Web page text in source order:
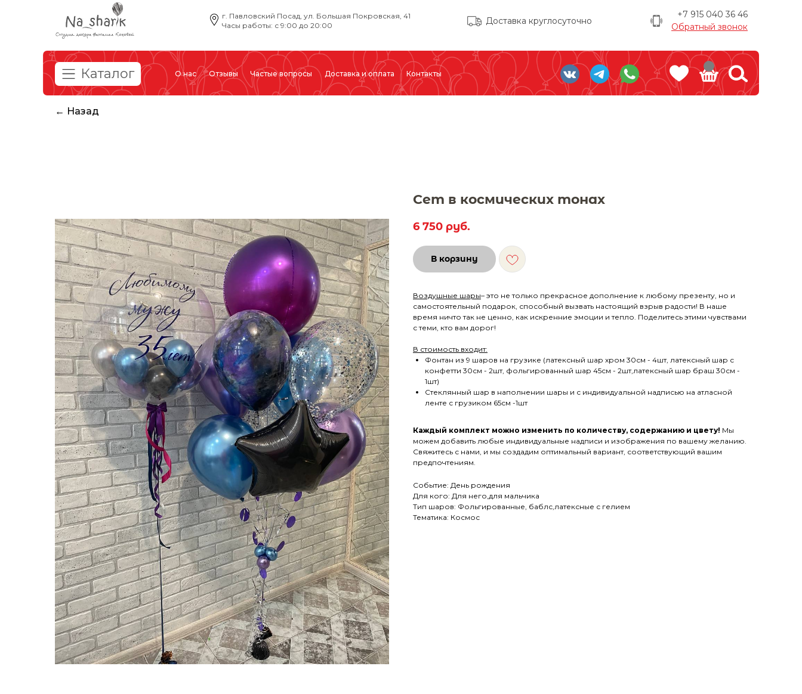
+7 915 040 36 46
Обратный звонок
г. Павловский Посад, ул. Большая Покровская, 41
Часы работы: с 9:00 до 20:00
Доставка круглосуточно
Каталог Доставка и оплата
Частые вопросы Контакты
О нас Отзывы
← Назад
Сет в космических тонах
6 750 руб.
В корзину
Воздушные шары– это не только прекрасное дополнение к любому презенту, но и
самостоятельный подарок, способный вызвать настоящий взрыв радости! В наше
время ничто так не ценно, как искренние эмоции и тепло. Поделитесь этими чувствами
с теми, кто вам дорог!
В стоимость входит:
Фонтан из 9 шаров на грузике (латексный шар хром 30см - 4шт, латексный шар с
конфетти 30см - 2шт, фольгированный шар 45см - 2шт,латексный шар браш 30см -
1шт)
Стеклянный шар в наполнении шары и с индивидуальной надписью на атласной
ленте с грузиком 65см -1шт
Каждый комплект можно изменить по количеству, содержанию и цвету! Мы
можем добавить любые индивидуальные надписи и изображения по вашему желанию.
Свяжитесь с нами, и мы создадим оптимальный вариант, соответствующий вашим
предпочтениям.
Событие: День рождения
Для кого: Для него,для мальчика
Тип шаров: Фольгированные, баблс,латексные с гелием
Тематика: Космос